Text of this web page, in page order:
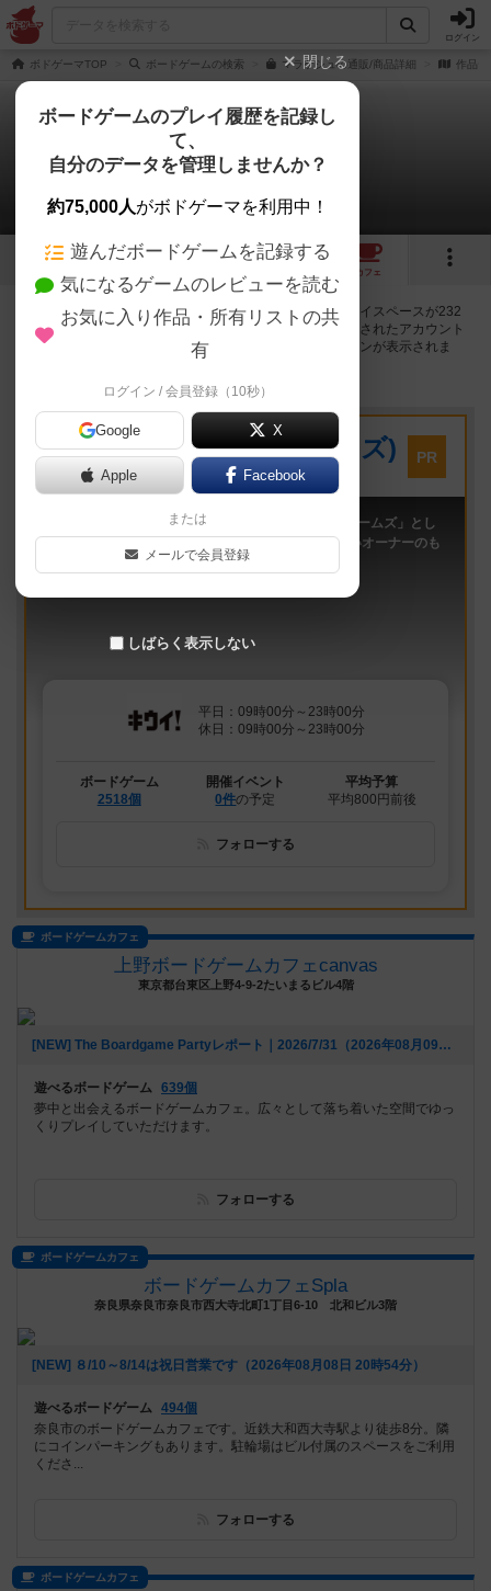
ログイン
ボドゲーマTOP ボードゲームの検索 マラケシュの通販/商品詳細 作品デ
マラケシュ
232店のカフェ/スペースが提供中
22 3 41
カフェ
マラケシュで遊ぶことができるボードゲームカフェ・プレイスペースが232
店登録されています。公開プロフィールの都道府県が設定されたアカウント
でログインすると、同じ都道府県内の店舗に絞り込むボタンが表示されま
プレイスペース
キウイ！(旧:キウイゲームズ)
大阪府大阪市中央区森ノ宮中央2-8-2 永田中央ビル2階
PR
「キウイ！」は、2011年9月大阪日本橋で「キウイゲームズ」とし
てスタートしたボードゲームカフェです。 今は新しいオーナーのも
平日：09時00分～23時00分
休日：09時00分～23時00分
ボードゲーム
2518個
開催イベント
0件の予定
平均予算
平均800円前後
フォローする
ボードゲームカフェ
上野ボードゲームカフェcanvas
東京都台東区上野4-9-2たいまるビル4階
[NEW] The Boardgame Partyレポート｜2026/7/31（2026年08月09日 11時19分）
遊べるボードゲーム 639個
夢中と出会えるボードゲームカフェ。広々として落ち着いた空間でゆっ
くりプレイしていただけます。
フォローする
ボードゲームカフェ
ボードゲームカフェSpla
奈良県奈良市奈良市西大寺北町1丁目6-10 北和ビル3階
[NEW] ８/10～8/14は祝日営業です（2026年08月08日 20時54分）
遊べるボードゲーム 494個
奈良市のボードゲームカフェです。近鉄大和西大寺駅より徒歩8分。隣
にコインパーキングもあります。駐輪場はビル付属のスペースをご利用
くださ...
フォローする
ボードゲームカフェ
閉じる
ボードゲームのプレイ履歴を記録し
て、
自分のデータを管理しませんか？
約75,000人がボドゲーマを利用中！
遊んだボードゲームを記録する
気になるゲームのレビューを読む
お気に入り作品・所有リストの共
有
ログイン / 会員登録（10秒）
Google X
Apple Facebook
または
メールで会員登録
しばらく表示しない